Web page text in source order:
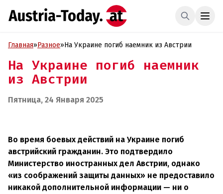
Главная»Разное»На Украине погиб наемник из Австрии
На Украине погиб наемник
из Австрии
Пятница, 24 Января 2025
Во время боевых действий на Украине погиб
австрийский гражданин. Это подтвердило
Министерство иностранных дел Австрии, однако
«из соображений защиты данных» не предоставило
никакой дополнительной информации — ни о